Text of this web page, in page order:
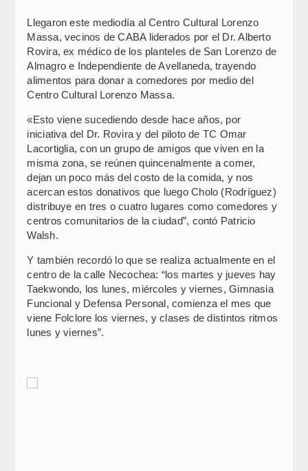
Llegaron este mediodía al Centro Cultural Lorenzo
Massa, vecinos de CABA liderados por el Dr. Alberto
Rovira, ex médico de los planteles de San Lorenzo de
Almagro e Independiente de Avellaneda, trayendo
alimentos para donar a comedores por medio del
Centro Cultural Lorenzo Massa.
«Esto viene sucediendo desde hace años, por
iniciativa del Dr. Rovira y del piloto de TC Omar
Lacortiglia, con un grupo de amigos que viven en la
misma zona, se reúnen quincenalmente a comer,
dejan un poco más del costo de la comida, y nos
acercan estos donativos que luego Cholo (Rodríguez)
distribuye en tres o cuatro lugares como comedores y
centros comunitarios de la ciudad”, contó Patricio
Walsh.
Y también recordó lo que se realiza actualmente en el
centro de la calle Necochea: “los martes y jueves hay
Taekwondo, los lunes, miércoles y viernes, Gimnasia
Funcional y Defensa Personal, comienza el mes que
viene Folclore los viernes, y clases de distintos ritmos
lunes y viernes”.